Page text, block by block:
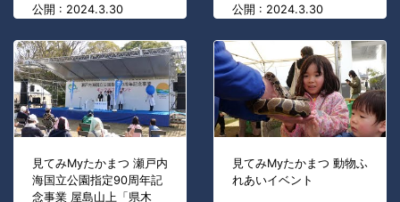
公開 : 2024.3.30
公開 : 2024.3.30
見てみMyたかまつ 瀬戸内
海国立公園指定90周年記
念事業 屋島山上「県木
見てみMyたかまつ 動物ふ
れあいイベント